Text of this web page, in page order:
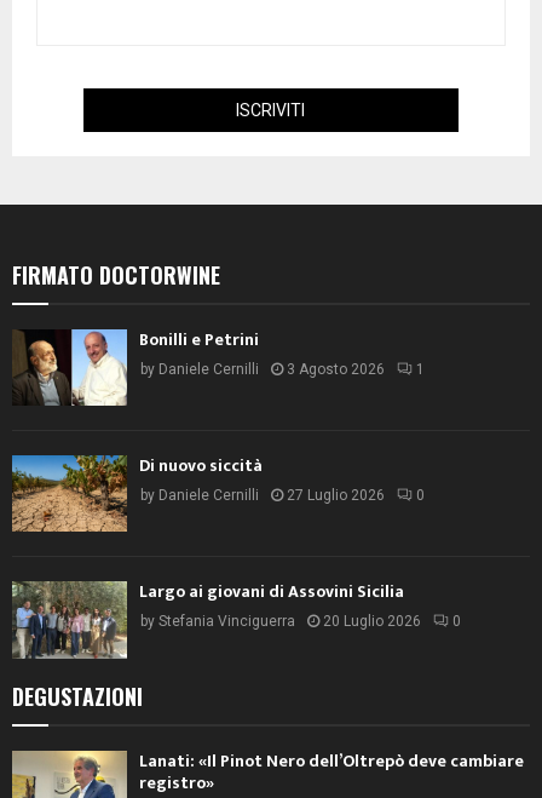
FIRMATO DOCTORWINE
Bonilli e Petrini
by Daniele Cernilli 3 Agosto 2026 1
Di nuovo siccità
by Daniele Cernilli 27 Luglio 2026 0
Largo ai giovani di Assovini Sicilia
by Stefania Vinciguerra 20 Luglio 2026 0
DEGUSTAZIONI
Lanati: «Il Pinot Nero dell’Oltrepò deve cambiare
registro»